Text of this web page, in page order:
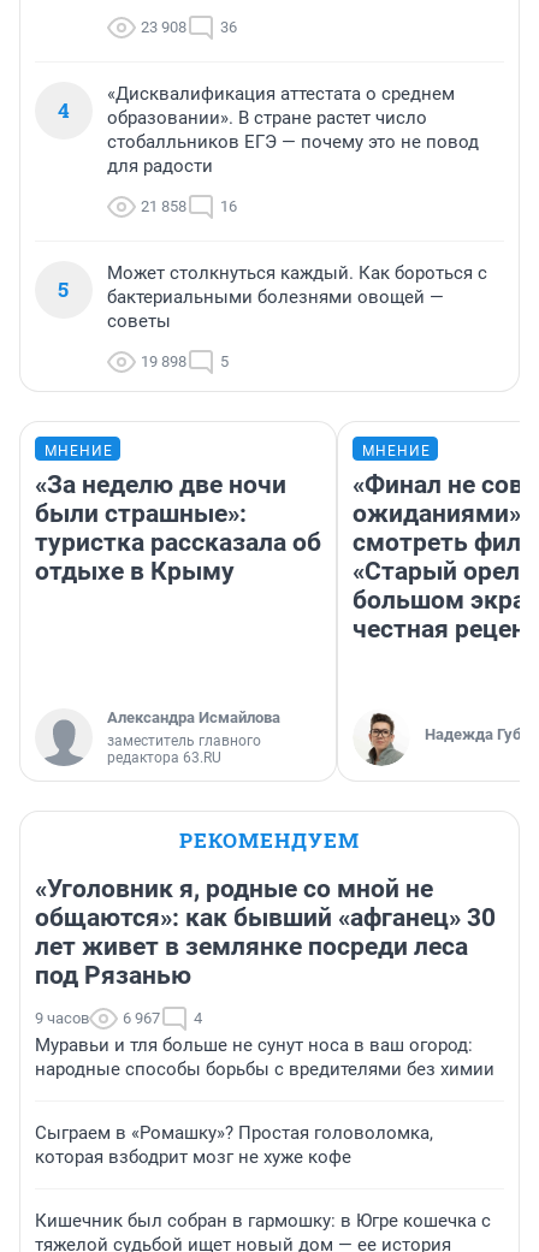
23 908 36
4
«Дисквалификация аттестата о среднем
образовании». В стране растет число
стобалльников ЕГЭ — почему это не повод
для радости
21 858 16
5
Может столкнуться каждый. Как бороться с
бактериальными болезнями овощей —
советы
19 898 5
МНЕНИЕ
«За неделю две ночи
были страшные»:
туристка рассказала об
отдыхе в Крыму
Александра Исмайлова
заместитель главного
редактора 63.RU
МНЕНИЕ
«Финал не
ожиданиями»:
смотреть
«Старый орел»
большом
честная
Надежда
РЕКОМЕНДУЕМ
«Уголовник я, родные со мной не
общаются»: как бывший «афганец» 30
лет живет в землянке посреди леса
под Рязанью
9 часов 6 967 4
Муравьи и тля больше не сунут носа в ваш огород:
народные способы борьбы с вредителями без химии
Сыграем в «Ромашку»? Простая головоломка,
которая взбодрит мозг не хуже кофе
Кишечник был собран в гармошку: в Югре кошечка с
тяжелой судьбой ищет новый дом — ее история